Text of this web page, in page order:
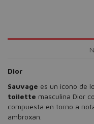
Dior
Sauvage es un icono de
toilette masculina Dior
compuesta en torno a
ambroxan.